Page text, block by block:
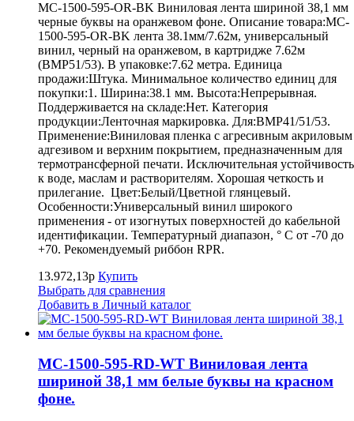
MC-1500-595-OR-BK Виниловая лента шириной 38,1 мм
черные буквы на оранжевом фоне. Описание товара:MC-
1500-595-OR-BK лента 38.1мм/7.62м, универсальный
винил, черный на оранжевом, в картридже 7.62м
(BMP51/53). В упаковке:7.62 метра. Единица
продажи:Штука. Минимальное количество единиц для
покупки:1. Ширина:38.1 мм. Высота:Непрерывная.
Поддерживается на складе:Нет. Категория
продукции:Ленточная маркировка. Для:BMP41/51/53.
Применение:Виниловая пленка с агресивным акриловым
адгезивом и верхним покрытием, предназначенным для
термотрансферной печати. Исключительная устойчивость
к воде, маслам и растворителям. Хорошая четкость и
прилегание. Цвет:Белый/Цветной глянцевый.
Особенности:Универсальный винил широкого
применения - от изогнутых поверхностей до кабельной
идентификации. Температурный диапазон, ° С от -70 до
+70. Рекомендуемый риббон RPR.
13.972,13р Купить
Выбрать для сравнения
Добавить в Личный каталог
MC-1500-595-RD-WT Виниловая лента
шириной 38,1 мм белые буквы на красном
фоне.